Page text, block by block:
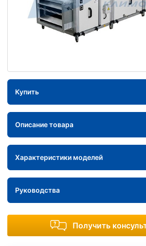
Купить
Описание товара
Характеристики моделей
Руководства
Получить